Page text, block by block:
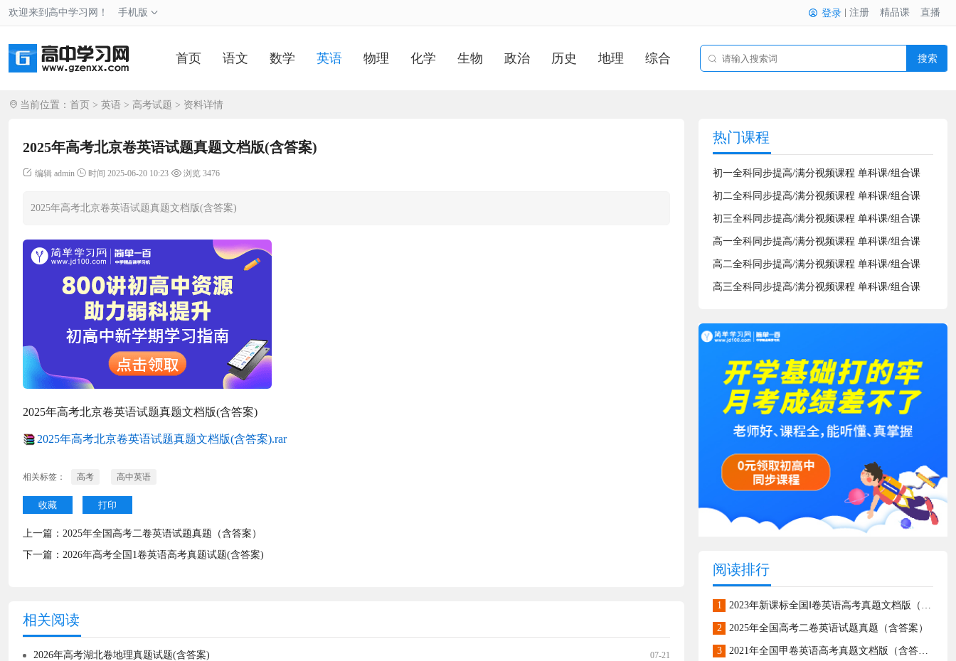
欢迎来到高中学习网！ 手机版 登录 注册 精品课 直播
首页 语文 数学 英语 物理 化学 生物 政治 历史 地理 综合 搜索
当前位置： 首页 > 英语 > 高考试题 > 资料详情
2025年高考北京卷英语试题真题文档版(含答案)
编辑 admin 时间 2025-06-20 10:23 浏览 3476
2025年高考北京卷英语试题真题文档版(含答案)
2025年高考北京卷英语试题真题文档版(含答案)
2025年高考北京卷英语试题真题文档版(含答案).rar
相关标签： 高考 高中英语
收藏 打印
上一篇： 2025年全国高考二卷英语试题真题（含答案）
下一篇： 2026年高考全国1卷英语高考真题试题(含答案)
相关阅读
07-21
2026年高考湖北卷地理真题试题(含答案)
热门课程
初一全科同步提高/满分视频课程 单科课/组合课
初二全科同步提高/满分视频课程 单科课/组合课
初三全科同步提高/满分视频课程 单科课/组合课
高一全科同步提高/满分视频课程 单科课/组合课
高二全科同步提高/满分视频课程 单科课/组合课
高三全科同步提高/满分视频课程 单科课/组合课
阅读排行
1 2023年新课标全国Ⅰ卷英语高考真题文档版（含答案）
2 2025年全国高考二卷英语试题真题（含答案）
3 2021年全国甲卷英语高考真题文档版（含答案）